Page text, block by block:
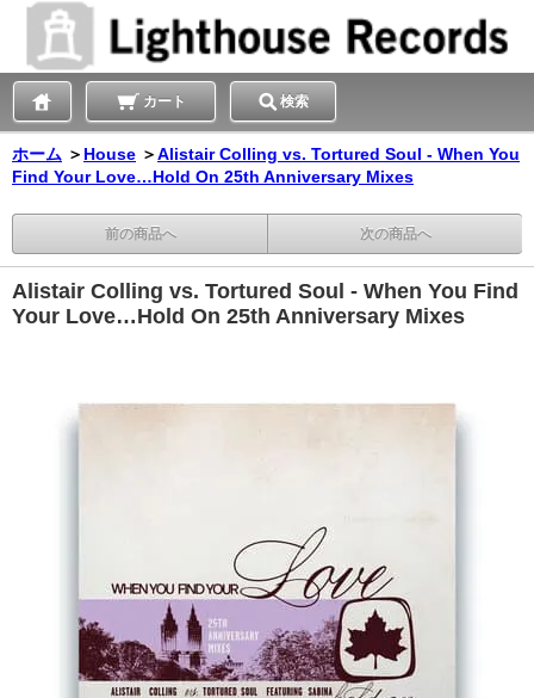
カート 検索
ホーム ＞ House ＞Alistair Colling vs. Tortured Soul - When You
Find Your Love…Hold On 25th Anniversary Mixes
前の商品へ 次の商品へ
Alistair Colling vs. Tortured Soul - When You Find
Your Love…Hold On 25th Anniversary Mixes